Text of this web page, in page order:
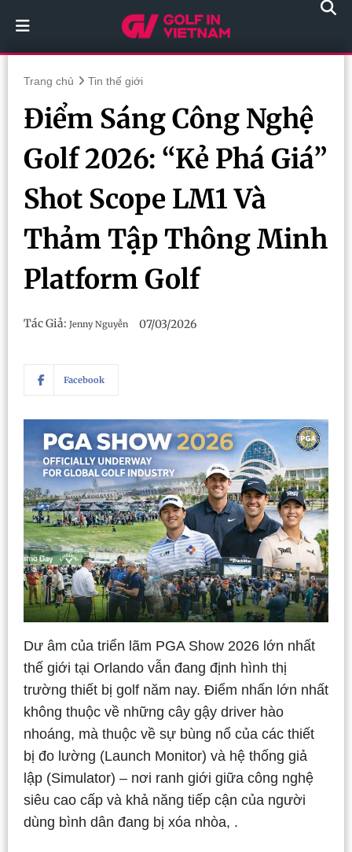
Trang chủ Tin thế giới
Điểm Sáng Công Nghệ
Golf 2026: “Kẻ Phá Giá”
Shot Scope LM1 Và
Thảm Tập Thông Minh
Platform Golf
Tác Giả: Jenny Nguyễn 07/03/2026
Facebook
Dư âm của triển lãm PGA Show 2026 lớn nhất
thế giới tại Orlando vẫn đang định hình thị
trường thiết bị golf năm nay. Điểm nhấn lớn nhất
không thuộc về những cây gậy driver hào
nhoáng, mà thuộc về sự bùng nổ của các thiết
bị đo lường (Launch Monitor) và hệ thống giả
lập (Simulator) – nơi ranh giới giữa công nghệ
siêu cao cấp và khả năng tiếp cận của người
dùng bình dân đang bị xóa nhòa, .